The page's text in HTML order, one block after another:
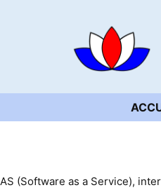
(Software as a Service),